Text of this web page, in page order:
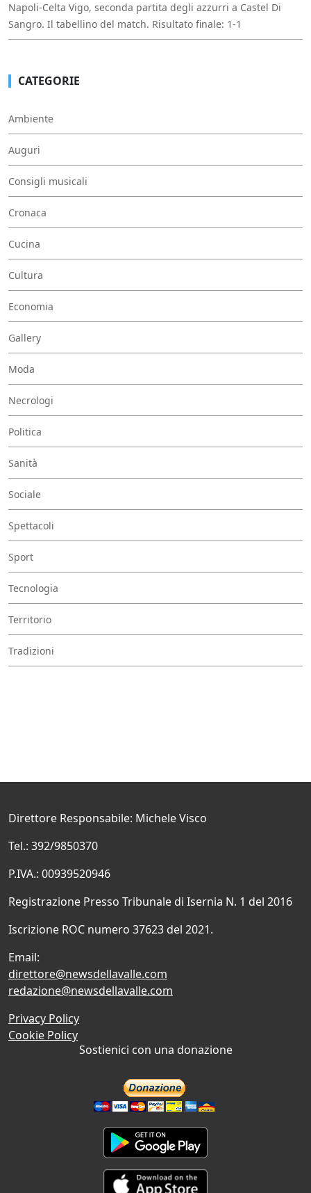
Napoli-Celta Vigo, seconda partita degli azzurri a Castel Di
Sangro. Il tabellino del match. Risultato finale: 1-1
CATEGORIE
Ambiente
Auguri
Consigli musicali
Cronaca
Cucina
Cultura
Economia
Gallery
Moda
Necrologi
Politica
Sanità
Sociale
Spettacoli
Sport
Tecnologia
Territorio
Tradizioni
Direttore Responsabile: Michele Visco
Tel.: 392/9850370
P.IVA.: 00939520946
Registrazione Presso Tribunale di Isernia N. 1 del 2016
Iscrizione ROC numero 37623 del 2021.
Email:
direttore@newsdellavalle.com
redazione@newsdellavalle.com
Privacy Policy
Cookie Policy
Sostienici con una donazione